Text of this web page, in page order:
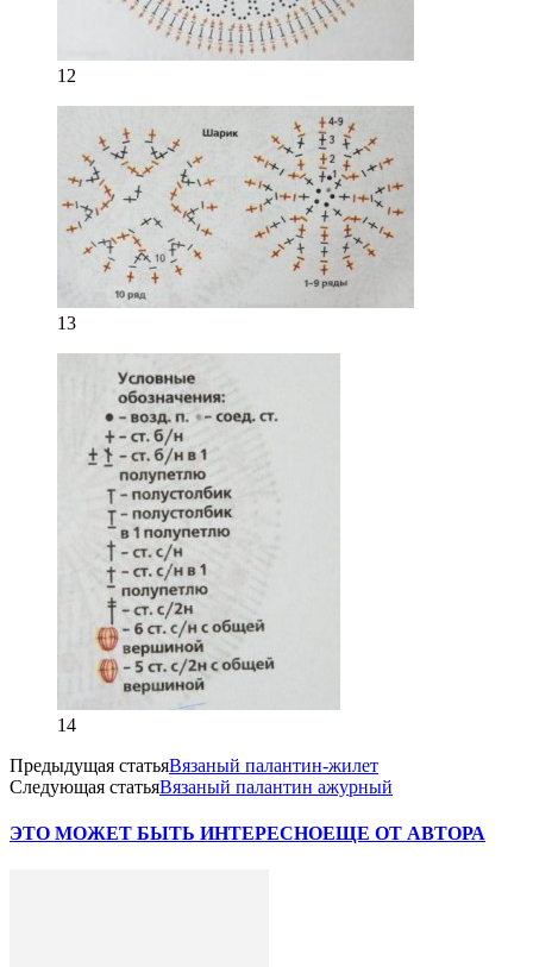
12
13
14
Предыдущая статьяВязаный палантин-жилет
Следующая статьяВязаный палантин ажурный
ЭТО МОЖЕТ БЫТЬ ИНТЕРЕСНОЕЩЕ ОТ АВТОРА